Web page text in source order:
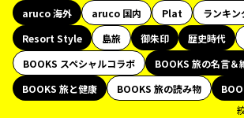
aruco 海外
aruco 国内 Plat
ランキ
Resort Style
島旅 御朱印 歴史時代
BOOKS スペシャルコラボ
BOOKS 旅の名言＆
BOOKS 旅と健康
BOOKS 旅の読み物